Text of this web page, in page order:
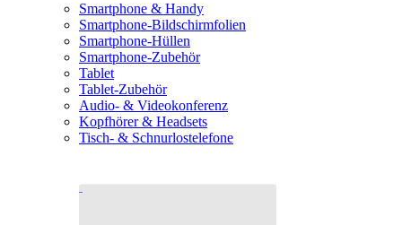
Smartphone & Handy
Smartphone-Bildschirmfolien
Smartphone-Hüllen
Smartphone-Zubehör
Tablet
Tablet-Zubehör
Audio- & Videokonferenz
Kopfhörer & Headsets
Tisch- & Schnurlostelefone